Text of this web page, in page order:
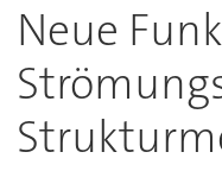
Neue